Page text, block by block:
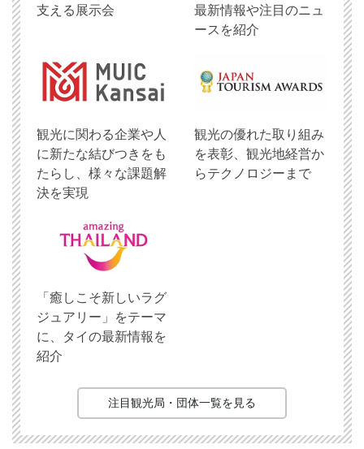
支える展示会
最新情報や注目のニュ
ースを紹介
観光に関わる企業や人
に新たな結びつきをも
たらし、様々な課題解
決を実現
観光の優れた取り組み
を表彰、観光地経営か
らテクノロジーまで
「癒しこそ新しいラグ
ジュアリー」をテーマ
に、タイの最新情報を
紹介
注目観光局・団体一覧を見る